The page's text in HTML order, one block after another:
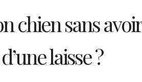
chien sans avoir
laisse ?